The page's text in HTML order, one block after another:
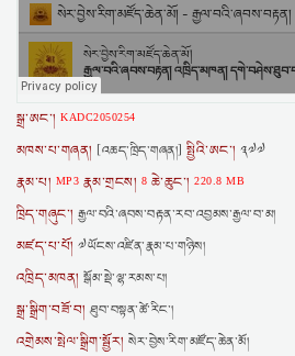
སྒྲ་ཨང་།KADC2050254
མཁས་པ་གཞན། [འཆད་ཁྲིད་གཞན།]སྤྱིའི་ཨང་། ༣༧༧
རྣམ་པ། MP3 རྣམ་གྲངས། 8 ཆེ་ཆུང་།220.8 MB
ཁྲིད་གཞུང་།རྒྱལ་བའི་ཞབས་བརྟན་རབ་འབྱམས་རྒྱལ་བ་མ།
མཛད་པ་པོ།༧ཡོངས་འཛིན་རྣམ་པ་གཉིས།
འཁྲིད་མཁན།སྒོམ་སྡེ་ལྷ་རམས་པ།
སྒྲ་སྒྲིག་བཟོ་བ།ཐུབ་བསྟན་ཚེ་རིང་།
འགྲེམས་སྤེལ་སྒྲིག་སྦྱོར། སེར་བྱེས་རིག་མཛོད་ཆེན་མོ།